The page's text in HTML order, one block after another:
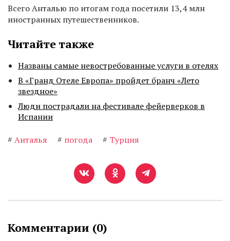
Всего Анталью по итогам года посетили 13,4 млн
иностранных путешественников.
Читайте также
Названы самые невостребованные услуги в отелях
В «Гранд Отеле Европа» пройдет бранч «Лето
звездное»
Люди пострадали на фестивале фейерверков в
Испании
# Анталья # погода # Турция
Комментарии (0)